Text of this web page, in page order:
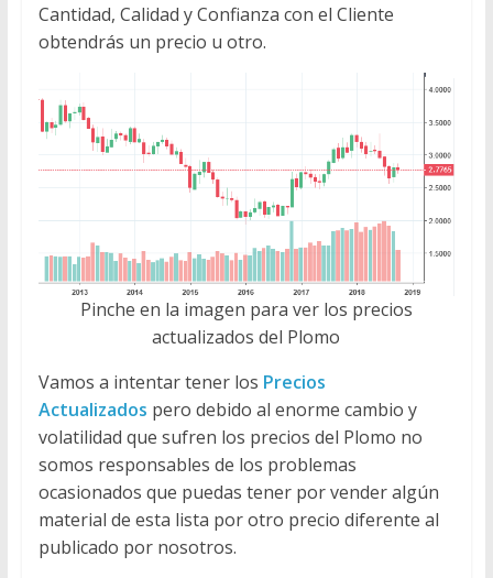
Cantidad, Calidad y Confianza con el Cliente
obtendrás un precio u otro.
Pinche en la imagen para ver los precios
actualizados del Plomo
Vamos a intentar tener los Precios
Actualizados pero debido al enorme cambio y
volatilidad que sufren los precios del Plomo no
somos responsables de los problemas
ocasionados que puedas tener por vender algún
material de esta lista por otro precio diferente al
publicado por nosotros.